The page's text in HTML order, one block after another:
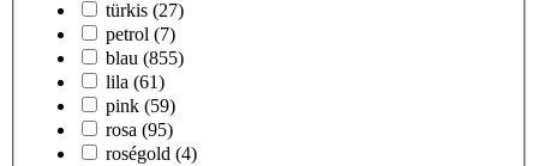
türkis (27)
petrol (7)
blau (855)
lila (61)
pink (59)
rosa (95)
roségold (4)